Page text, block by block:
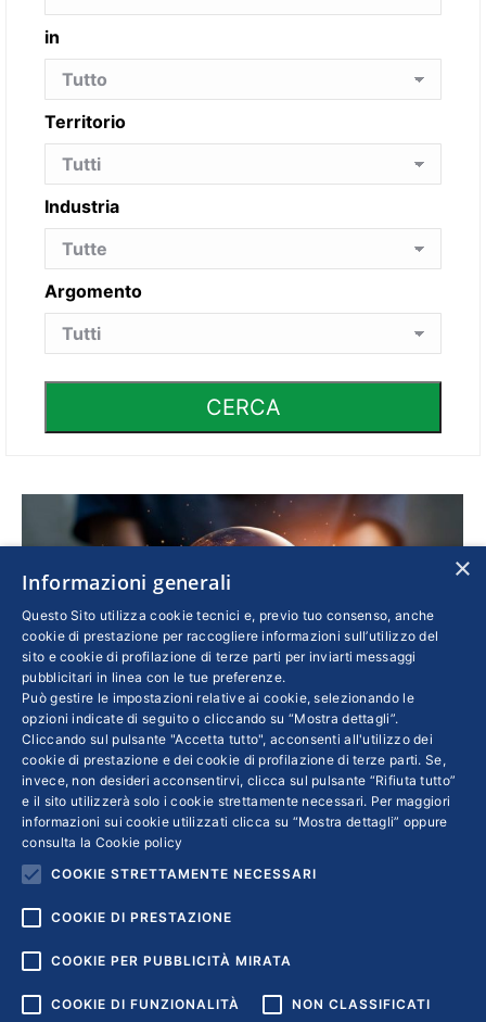
in
Territorio
Industria
Argomento
La strada è lunga
Di Luigi Mazzocchi, Dipartimento Tecnologie
di generazione e materiali Rse
×
Informazioni generali
Questo Sito utilizza cookie tecnici e, previo tuo consenso, anche
cookie di prestazione per raccogliere informazioni sull’utilizzo del
sito e cookie di profilazione di terze parti per inviarti messaggi
pubblicitari in linea con le tue preferenze.
Può gestire le impostazioni relative ai cookie, selezionando le
opzioni indicate di seguito o cliccando su “Mostra dettagli”.
Cliccando sul pulsante "Accetta tutto", acconsenti all'utilizzo dei
cookie di prestazione e dei cookie di profilazione di terze parti. Se,
invece, non desideri acconsentirvi, clicca sul pulsante “Rifiuta tutto”
e il sito utilizzerà solo i cookie strettamente necessari. Per maggiori
informazioni sui cookie utilizzati clicca su “Mostra dettagli” oppure
consulta la Cookie policy
COOKIE STRETTAMENTE NECESSARI
COOKIE DI PRESTAZIONE
COOKIE PER PUBBLICITÀ MIRATA
COOKIE DI FUNZIONALITÀ NON CLASSIFICATI